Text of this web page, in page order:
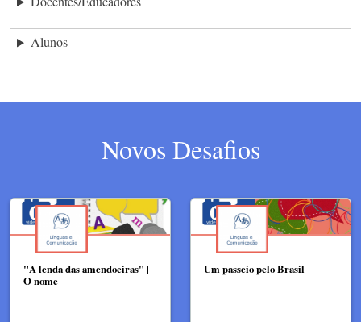
Alunos
Novos Desafios
"A lenda das amendoeiras" |
O nome
Um passeio pelo Brasil